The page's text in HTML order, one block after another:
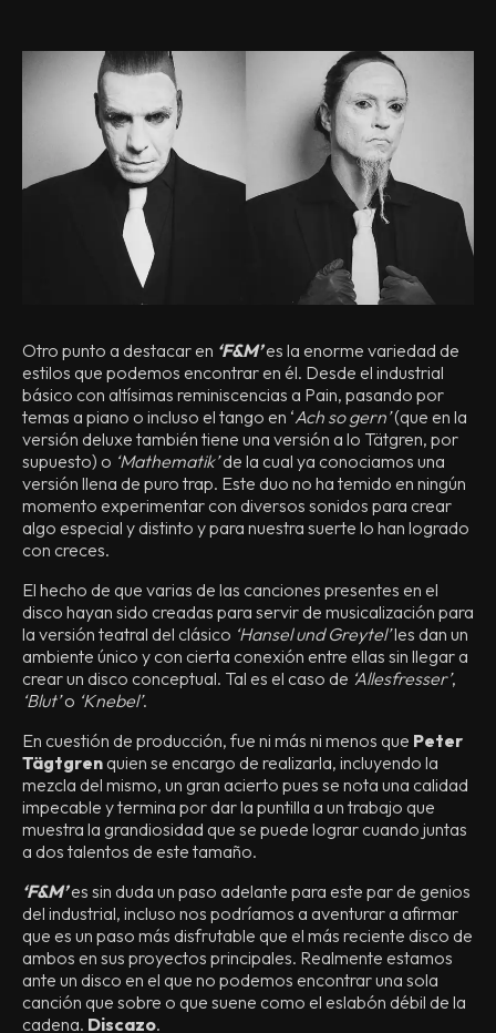
Otro punto a destacar en ‘F&M’es la enorme variedad de
estilos que podemos encontrar en él. Desde el industrial
básico con altísimas reminiscencias a Pain, pasando por
temas a piano o incluso el tango en ‘Ach so gern’(que en la
versión deluxe también tiene una versión a lo Tätgren, por
supuesto) o ‘Mathematik’de la cual ya conociamos una
versión llena de puro trap. Este duo no ha temido en ningún
momento experimentar con diversos sonidos para crear
algo especial y distinto y para nuestra suerte lo han logrado
con creces.
El hecho de que varias de las canciones presentes en el
disco hayan sido creadas para servir de musicalización para
la versión teatral del clásico ‘Hansel und Greytel’les dan un
ambiente único y con cierta conexión entre ellas sin llegar a
crear un disco conceptual. Tal es el caso de ‘Allesfresser’,
‘Blut’o ‘Knebel’.
En cuestión de producción, fue ni más ni menos que Peter
Tägtgren quien se encargo de realizarla, incluyendo la
mezcla del mismo, un gran acierto pues se nota una calidad
impecable y termina por dar la puntilla a un trabajo que
muestra la grandiosidad que se puede lograr cuando juntas
a dos talentos de este tamaño.
‘F&M’es sin duda un paso adelante para este par de genios
del industrial, incluso nos podríamos a aventurar a afirmar
que es un paso más disfrutable que el más reciente disco de
ambos en sus proyectos principales. Realmente estamos
ante un disco en el que no podemos encontrar una sola
canción que sobre o que suene como el eslabón débil de la
cadena. Discazo.